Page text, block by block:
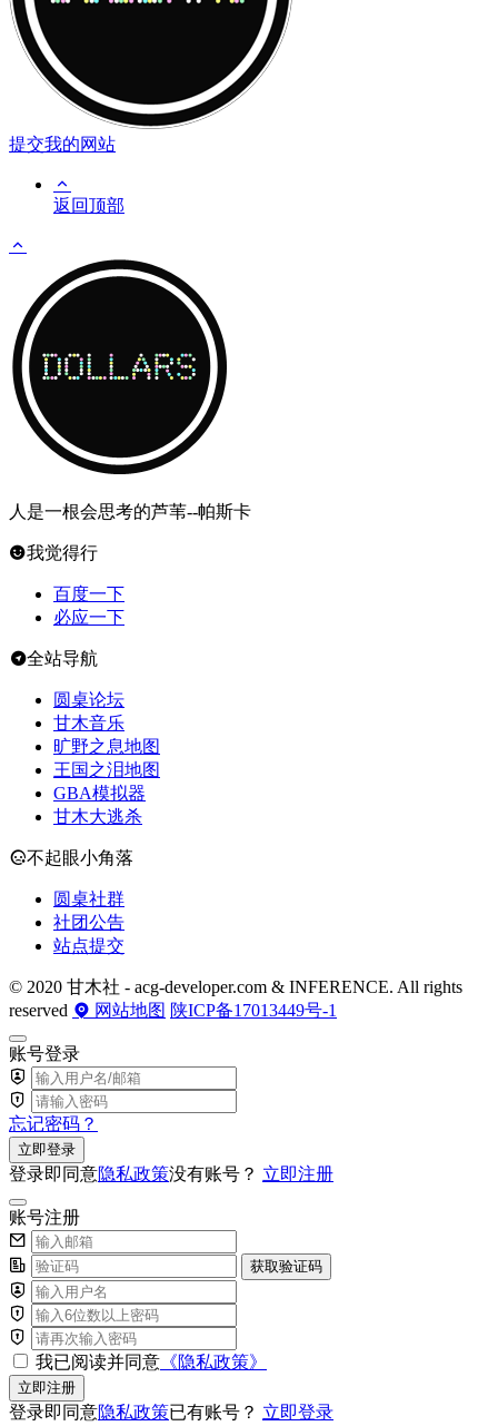
提交我的网站
返回顶部
人是一根会思考的芦苇--帕斯卡
我觉得行
百度一下
必应一下
全站导航
圆桌论坛
甘木音乐
旷野之息地图
王国之泪地图
GBA模拟器
甘木大逃杀
不起眼小角落
圆桌社群
社团公告
站点提交
© 2020 甘木社 - acg-developer.com & INFERENCE. All rights
reserved
网站地图 陕ICP备17013449号-1
账号登录
忘记密码？
立即登录
登录即同意隐私政策没有账号？ 立即注册
账号注册
获取验证码
我已阅读并同意 《隐私政策》
立即注册
登录即同意隐私政策已有账号？ 立即登录